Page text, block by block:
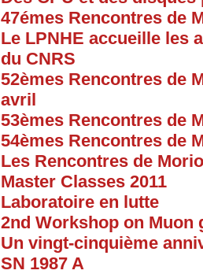
47émes Rencontres de
Le LPNHE accueille les
du CNRS
52èmes Rencontres de
avril
53èmes Rencontres de
54èmes Rencontres de
Les Rencontres de
Master Classes 2011
Laboratoire en lutte
2nd Workshop on Muon
Un vingt-cinquième
SN 1987 A